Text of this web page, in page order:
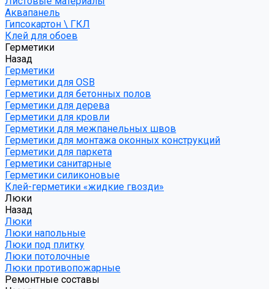
Аквапанель
Гипсокартон \ ГКЛ
Клей для обоев
Герметики
Назад
Герметики
Герметики для OSB
Герметики для бетонных полов
Герметики для дерева
Герметики для кровли
Герметики для межпанельных швов
Герметики для монтажа оконных конструкций
Герметики для паркета
Герметики санитарные
Герметики силиконовые
Клей-герметики «жидкие гвозди»
Люки
Назад
Люки
Люки напольные
Люки под плитку
Люки потолочные
Люки противопожарные
Ремонтные составы